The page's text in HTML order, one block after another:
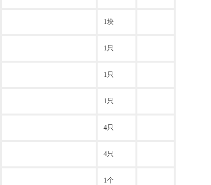
1块
1只
1只
1只
4只
4只
1个